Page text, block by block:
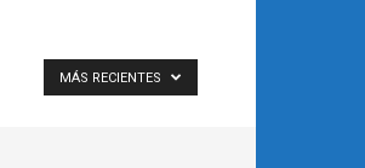
MÁS RECIENTES